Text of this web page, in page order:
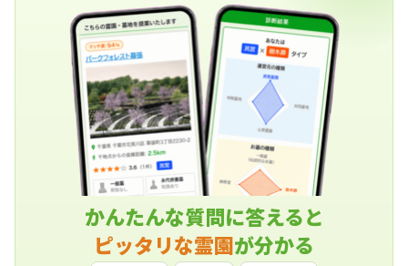
かんたんな質問に答えると
ピッタリな霊園が分かる